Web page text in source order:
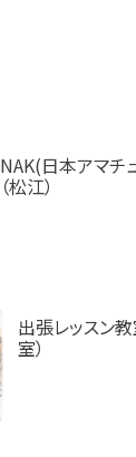
NAK(日本アマ
（松江）
出張レッスン
室）